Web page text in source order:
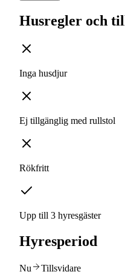
Husregler och
Inga husdjur
Ej tillgänglig med rullstol
Rökfritt
Upp till 3 hyresgäster
Hyresperiod
Nu Tillsvidare